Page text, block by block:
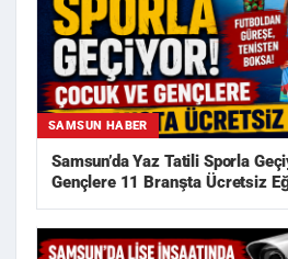
SAMSUN HABER
Samsun’da Yaz Tatili Sporla
Gençlere 11 Branşta Ücretsiz